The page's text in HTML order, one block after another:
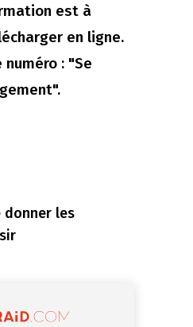
est à
en ligne.
: "Se
donner les